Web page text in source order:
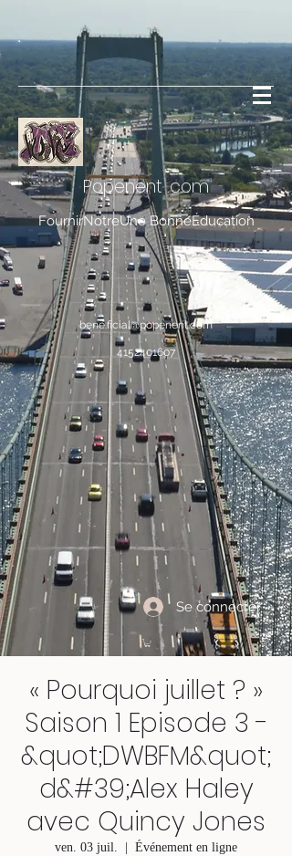
Popenent.com
FournirNotreUne BonneÉducation
bene.ficial@popenent.com
4152401607
Se connecter
« Pourquoi juillet ? »
Saison 1 Episode 3 -
&quot;DWBFM&quot;
d&#39;Alex Haley
avec Quincy Jones
ven. 03 juil. Événement en ligne